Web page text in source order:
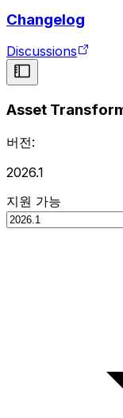
Changelog
Discussions
Asset
버전:
2026.1
지원 가능